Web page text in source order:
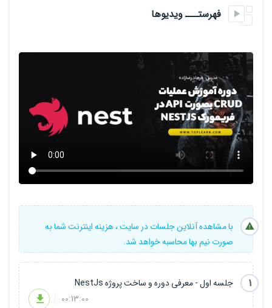
فهرستـــ ویدیوها
با مشاهده آنلاین جلسات در سایت ، هزینه اینترنت شما به
صورت نیم بها محاسبه خواهد شد.
1
جلسه اول - معرفی دوره و ساخت پروژه NestJs
00:13:00